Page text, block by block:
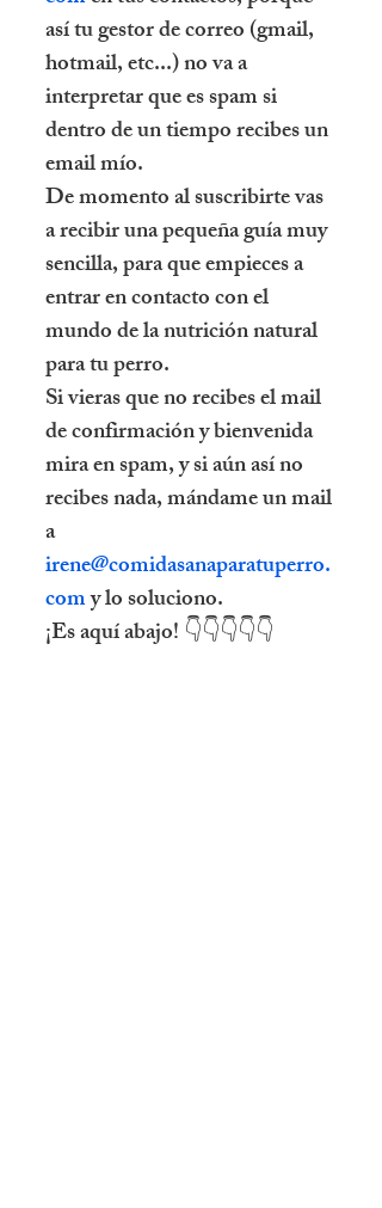
así tu gestor de correo (gmail,
hotmail, etc...) no va a
interpretar que es spam si
dentro de un tiempo recibes un
email mío.
De momento al suscribirte vas
a recibir una pequeña guía muy
sencilla, para que empieces a
entrar en contacto con el
mundo de la nutrición natural
para tu perro.
Si vieras que no recibes el mail
de confirmación y bienvenida
mira en spam, y si aún así no
recibes nada, mándame un mail
a
irene@comidasanaparatuperro.
comy lo soluciono.
¡Es aquí abajo! 👇👇👇👇👇